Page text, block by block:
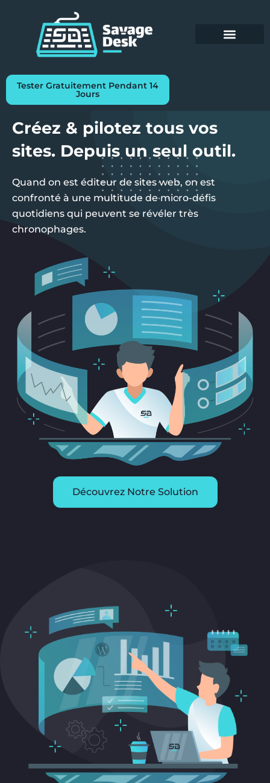
contenu
Tester Gratuitement Pendant 14
Jours
Créez & pilotez tous vos
sites. Depuis un seul outil.
Quand on est éditeur de sites web, on est
confronté à une multitude de micro-défis
quotidiens qui peuvent se révéler très
chronophages.
Découvrez Notre Solution